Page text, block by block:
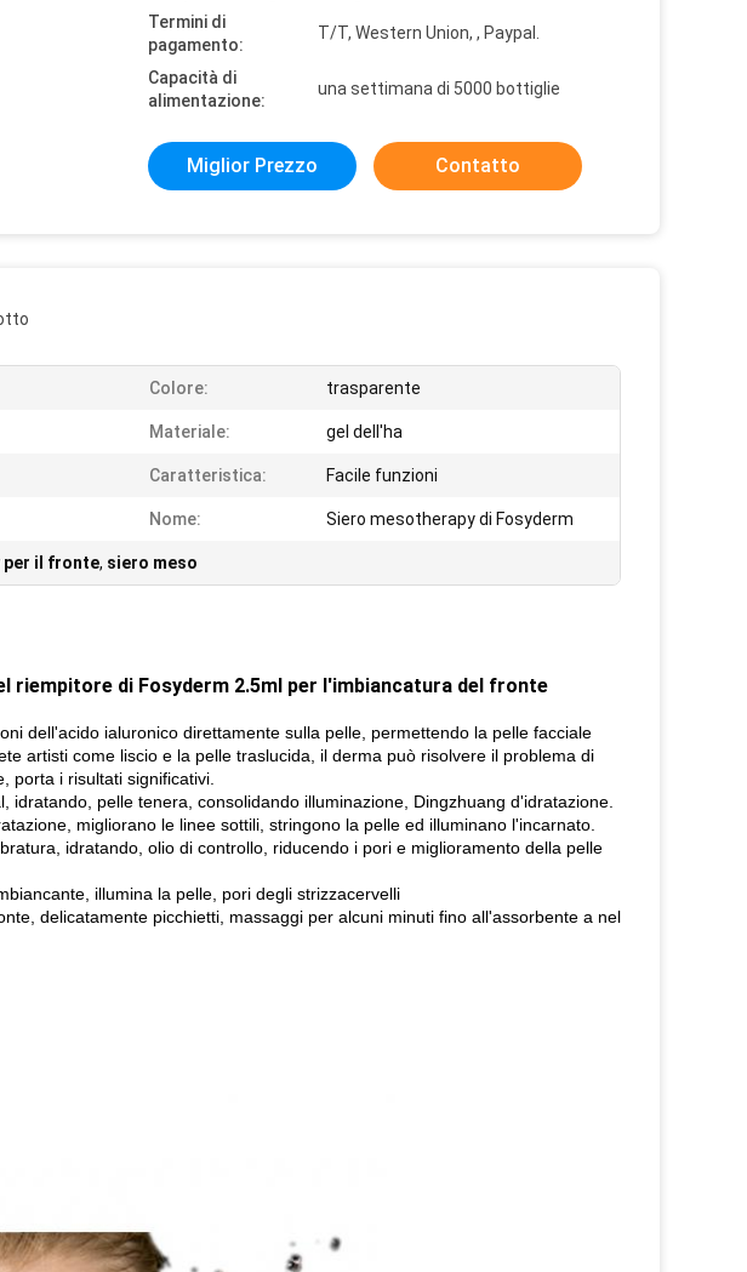
Termini di
pagamento:
T/T, Western Union, , Paypal.
Capacità di
alimentazione:
una settimana di 5000 bottiglie
Miglior Prezzo Contatto
Colore: trasparente
Materiale: gel dell'ha
Caratteristica: Facile funzioni
Nome: Siero mesotherapy di Fosyderm
per il fronte, siero meso
riempitore di Fosyderm 2.5ml per l'imbiancatura del fronte
dell'acido ialuronico direttamente sulla pelle, permettendo la pelle facciale
artisti come liscio e la pelle traslucida, il derma può risolvere il problema di
porta i risultati significativi.
idratando, pelle tenera, consolidando illuminazione, Dingzhuang d'idratazione.
migliorano le linee sottili, stringono la pelle ed illuminano l'incarnato.
idratando, olio di controllo, riducendo i pori e miglioramento della pelle
illumina la pelle, pori degli strizzacervelli
delicatamente picchietti, massaggi per alcuni minuti fino all'assorbente a nel